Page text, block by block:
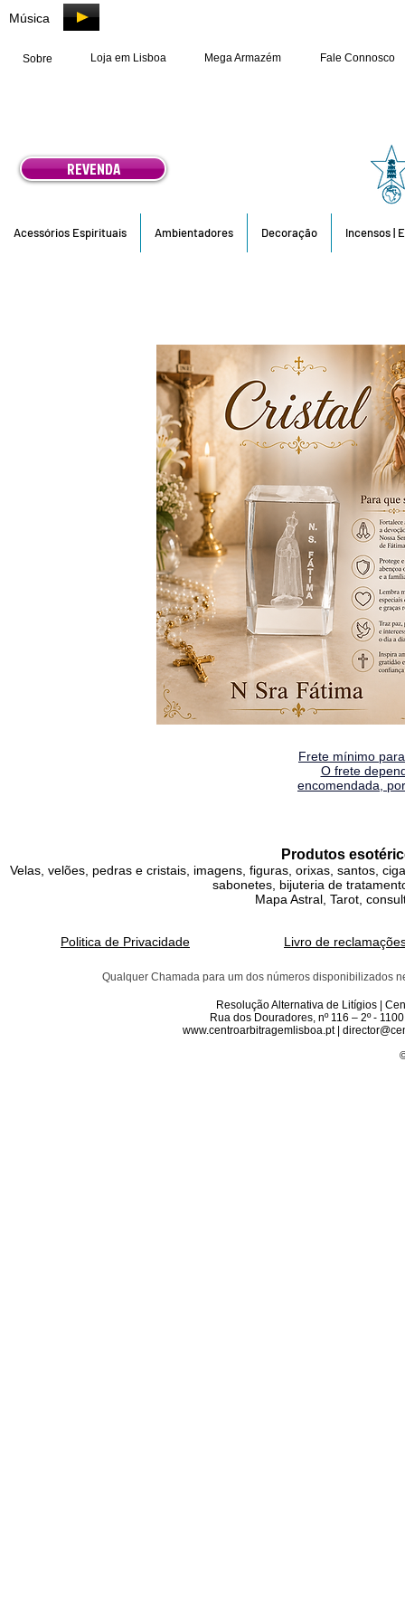
Música
Sobre Loja em Lisboa Mega Armazém Fale Connosco
REVENDA
Acessórios Espirituais Ambientadores Decoração Incensos |
Frete mínimo
O frete
encomendada,
Produtos
Velas, velões, pedras e cristais, imagens, figuras, orixas, santos,
sabonetes, bijuteria de
Mapa Astral, Tarot,
Politica de Privacidade Livro de
Qualquer Chamada para um dos números disponibilizados
Resolução Alternativa de Litígios |
Rua dos Douradores, nº 116 – 2º -
www.centroarbitragemlisboa.pt |